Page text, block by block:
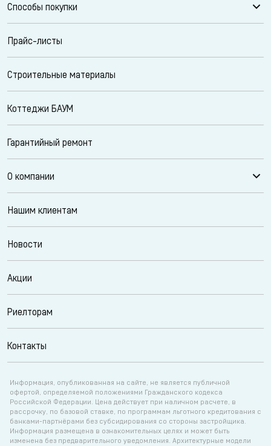
Способы покупки
Прайс-листы
Строительные материалы
Коттеджи БАУМ
Гарантийный ремонт
О компании
Нашим клиентам
Новости
Акции
Риелторам
Контакты
Информация, опубликованная на сайте, не является публичной
офертой, определяемой положениями Гражданского кодекса
Российской Федерации. Цена действует при наличном расчете, в
рассрочку, по базовой ставке, по программам льготного кредитования с
банками-партнёрами без субсидирования со стороны застройщика.
Информация размещена в ознакомительных целях и может быть
изменена без предварительного уведомления. Архитектурные модели